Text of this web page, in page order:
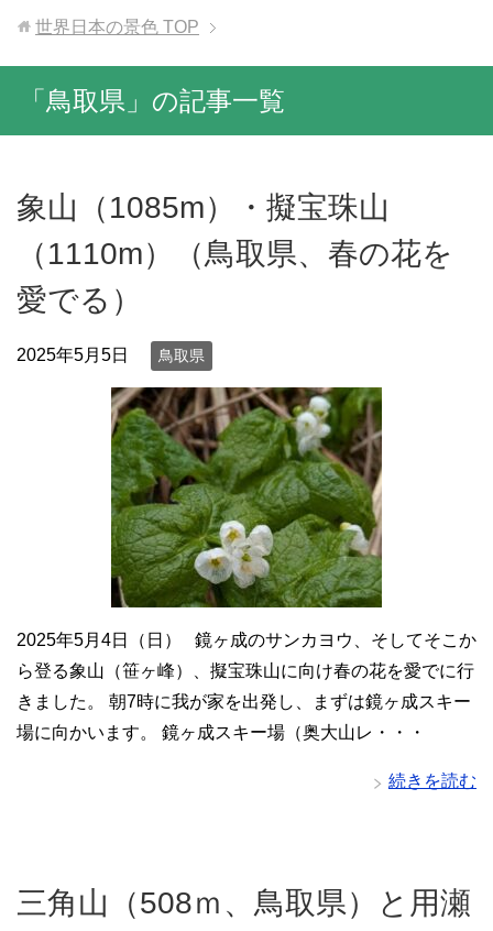
世界日本の景色 TOP
「鳥取県」の記事一覧
象山（1085m）・擬宝珠山
（1110m）（鳥取県、春の花を
愛でる）
2025年5月5日 鳥取県
2025年5月4日（日） 鏡ヶ成のサンカヨウ、そしてそこか
ら登る象山（笹ヶ峰）、擬宝珠山に向け春の花を愛でに行
きました。 朝7時に我が家を出発し、まずは鏡ヶ成スキー
場に向かいます。 鏡ヶ成スキー場（奥大山レ・・・
続きを読む
三角山（508ｍ、鳥取県）と用瀬